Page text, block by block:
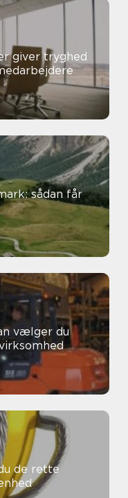
giver tryghed
sådan får